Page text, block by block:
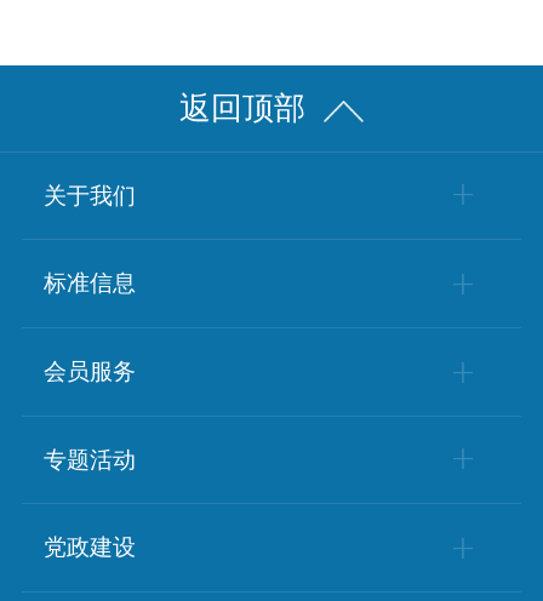
返回顶部
关于我们
学会简介
组织架构
标准信息
标准动态
会员服务
会员风采
会员服务
专题活动
科普基地
党政建设